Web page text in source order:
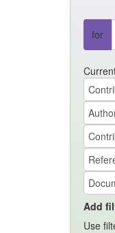
for
Add
Use